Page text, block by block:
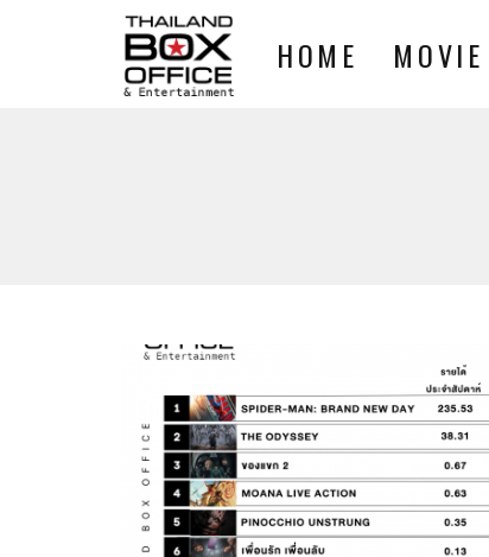
HOME MOVIE